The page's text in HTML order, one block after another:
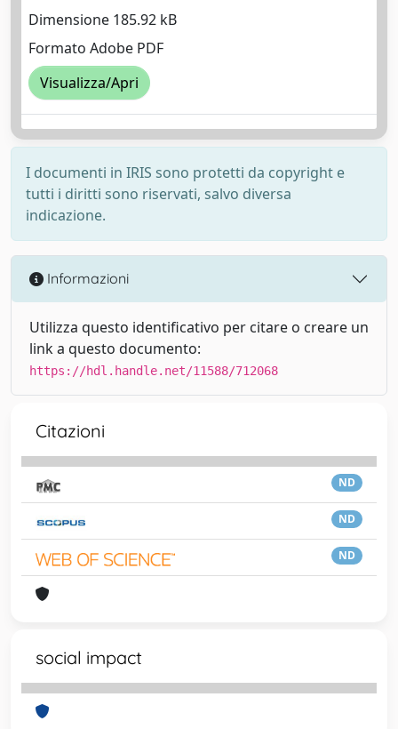
Dimensione 185.92 kB
Formato Adobe PDF
Visualizza/Apri
I documenti in IRIS sono protetti da copyright e
tutti i diritti sono riservati, salvo diversa
indicazione.
Informazioni
Utilizza questo identificativo per citare o creare un
link a questo documento:
https://hdl.handle.net/11588/712068
Citazioni
ND
ND
ND
social impact